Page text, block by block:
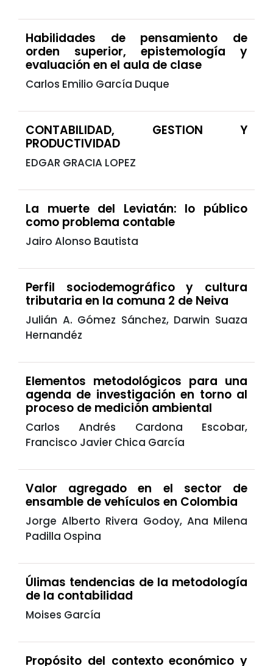
Habilidades de pensamiento de
orden superior, epistemología y
evaluación en el aula de clase
Carlos Emilio García Duque
CONTABILIDAD, GESTION Y
PRODUCTIVIDAD
EDGAR GRACIA LOPEZ
La muerte del Leviatán: lo público
como problema contable
Jairo Alonso Bautista
Perfil sociodemográfico y cultura
tributaria en la comuna 2 de Neiva
Julián A. Gómez Sánchez, Darwin Suaza
Hernandéz
Elementos metodológicos para una
agenda de investigación en torno al
proceso de medición ambiental
Carlos Andrés Cardona Escobar,
Francisco Javier Chica García
Valor agregado en el sector de
ensamble de vehículos en Colombia
Jorge Alberto Rivera Godoy, Ana Milena
Padilla Ospina
Úlimas tendencias de la metodología
de la contabilidad
Moises García
Propósito del contexto económico y